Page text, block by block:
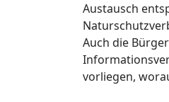
Austausch
Auch die
vorliegen,